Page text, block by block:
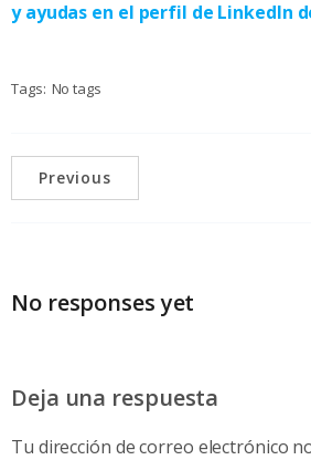
y ayudas en el perfil de LinkedIn
Tags: No tags
Previous
No responses yet
Deja una respuesta
Tu dirección de correo electrónico